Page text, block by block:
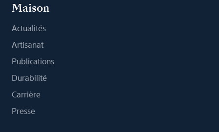
Maison
Actualités
Artisanat
Publications
Durabilité
Carrière
Presse